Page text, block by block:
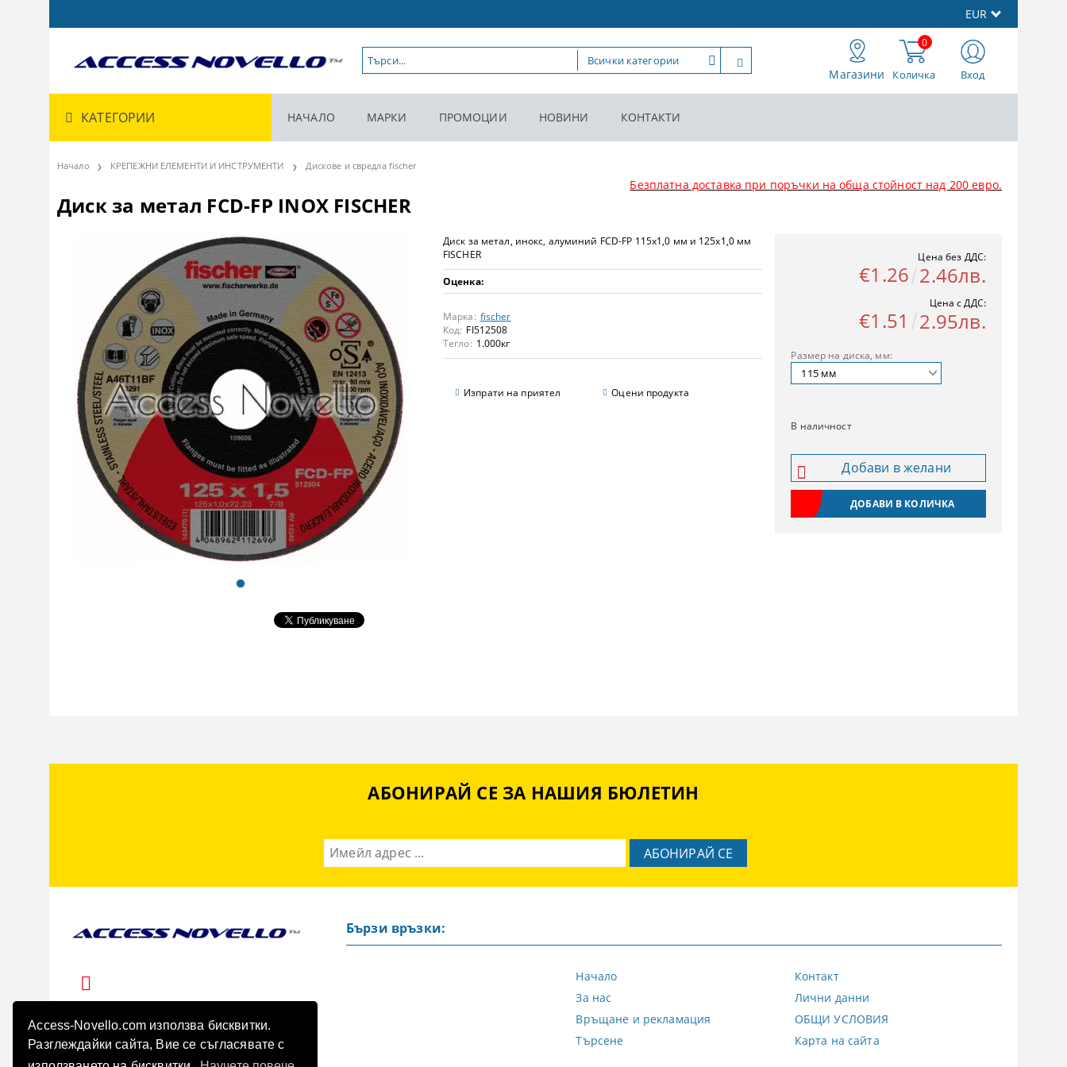
Access-Novello.com използва бисквитки.
Разглеждайки сайта, Вие се съгласявате с
EUR
Магазини Количка
0
Вход
КАТЕГОРИИ НАЧАЛО МАРКИ ПРОМОЦИИ НОВИНИ КОНТАКТИ
Начало КРЕПЕЖНИ ЕЛЕМЕНТИ И ИНСТРУМЕНТИ Дискове и свредла fischer
Безплатна доставка при поръчки на обща стойност над 200 евро.
Диск за метал FCD-FP INOX FISCHER
Диск за метал, инокс, алуминий FCD-FP 115х1,0 мм и 125х1,0 мм
FISCHER
Оценка:
Марка: fischer
Код: FI512508
Тегло: 1.000кг
Изпрати на приятел Оцени продукта
Цена без ДДС:
€1.26 2.46лв.
Цена с ДДС:
€1.51 2.95лв.
Размер на диска, мм:
В наличност
Добави в желани
АБОНИРАЙ СЕ ЗА НАШИЯ БЮЛЕТИН
Бързи връзки:
Начало
За нас
Връщане и рекламация
Търсене
Контакт
Лични данни
ОБЩИ УСЛОВИЯ
Карта на сайта